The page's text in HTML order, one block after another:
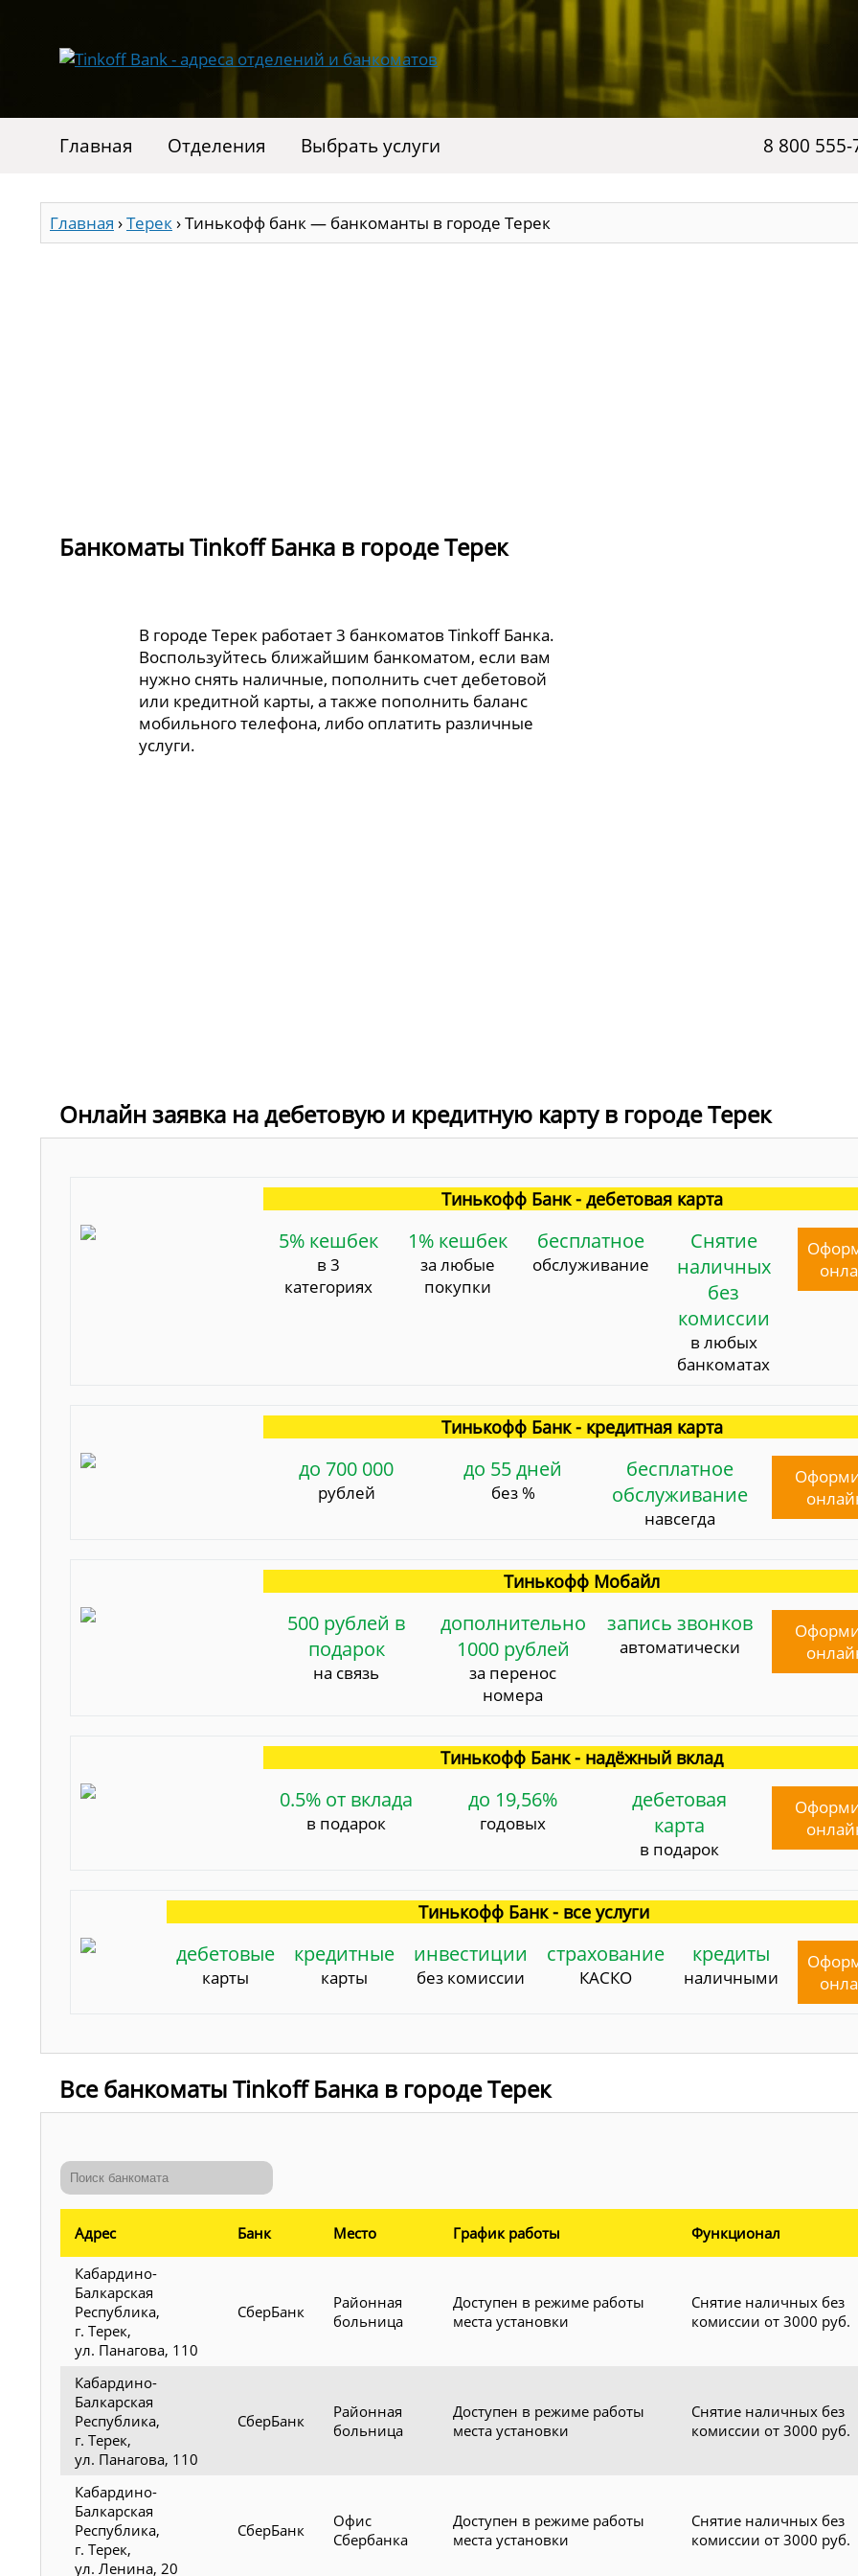
Главная Отделения Выбрать услуги 8 800 555-
Главная ›Терек›Тинькофф банк — банкоманты в городе Терек
Банкоматы Tinkoff Банка в городе Терек
В городе Терек работает 3 банкоматов Tinkoff Банка.
Воспользуйтесь ближайшим банкоматом, если вам
нужно снять наличные, пополнить счет дебетовой
или кредитной карты, а также пополнить баланс
мобильного телефона, либо оплатить различные
услуги.
Онлайн заявка на дебетовую и кредитную карту в городе Терек
Тинькофф Банк - дебетовая карта
5% кешбек
в 3
категориях
1% кешбек
за любые
покупки
бесплатное
обслуживание
Снятие
наличных
без
комиссии
в любых
банкоматах
Тинькофф Банк - кредитная карта
до 700 000
рублей
до 55 дней
без %
бесплатное
обслуживание
навсегда
Тинькофф Мобайл
500 рублей в
подарок
на связь
дополнительно
1000 рублей
за перенос
номера
запись звонков
автоматически
Тинькофф Банк - надёжный вклад
0.5% от вклада
в подарок
до 19,56%
годовых
дебетовая
карта
в подарок
Тинькофф Банк - все услуги
дебетовые
карты
кредитные
карты
инвестиции
без комиссии
страхование
КАСКО
кредиты
наличными
Все банкоматы Tinkoff Банка в городе Терек
Адрес Банк Место График работы Функционал
Кабардино-
Балкарская
Республика,
г. Терек,
ул. Панагова, 110
СберБанк
Районная
больница
Доступен в режиме работы
места установки
Снятие наличных без
комиссии от 3000 руб.
Кабардино-
Балкарская
Республика,
г. Терек,
ул. Панагова, 110
СберБанк
Районная
больница
Доступен в режиме работы
места установки
Снятие наличных без
комиссии от 3000 руб.
Кабардино-
Балкарская
Республика,
г. Терек,
ул. Ленина, 20
СберБанк
Офис
Сбербанка
Доступен в режиме работы
места установки
Снятие наличных без
комиссии от 3000 руб.